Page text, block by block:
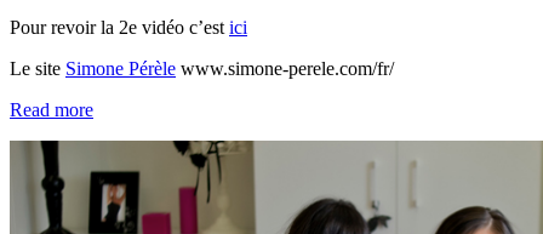
Pour revoir la 2e vidéo c’est ici
Le site Simone Pérèle www.simone-perele.com/fr/
Read more